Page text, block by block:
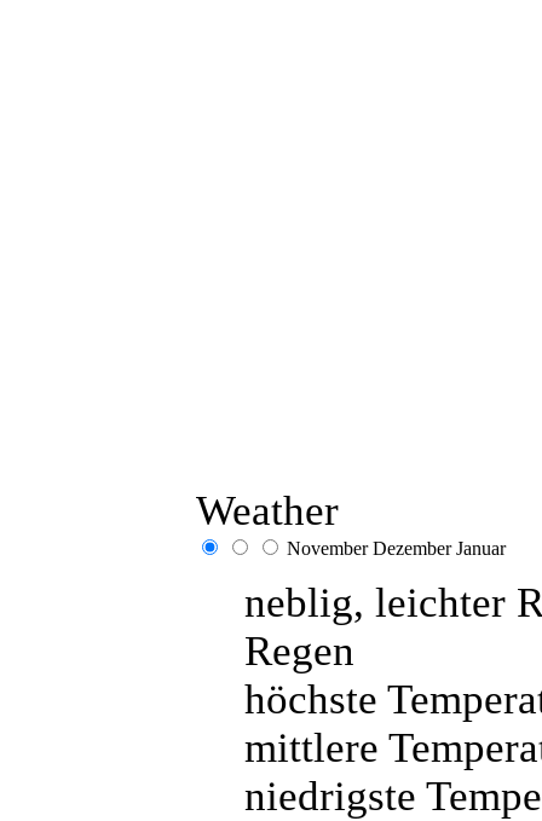
Weather
November Dezember Januar
neblig, leichter
Regen
höchste
mittlere
niedrigste